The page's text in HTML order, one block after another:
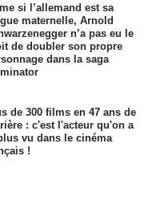
si l’allemand est sa
maternelle, Arnold
n’a pas eu le
de doubler son propre
dans la saga
de 300 films en 47 ans de
: c'est l'acteur qu'on a
vu dans le cinéma
!